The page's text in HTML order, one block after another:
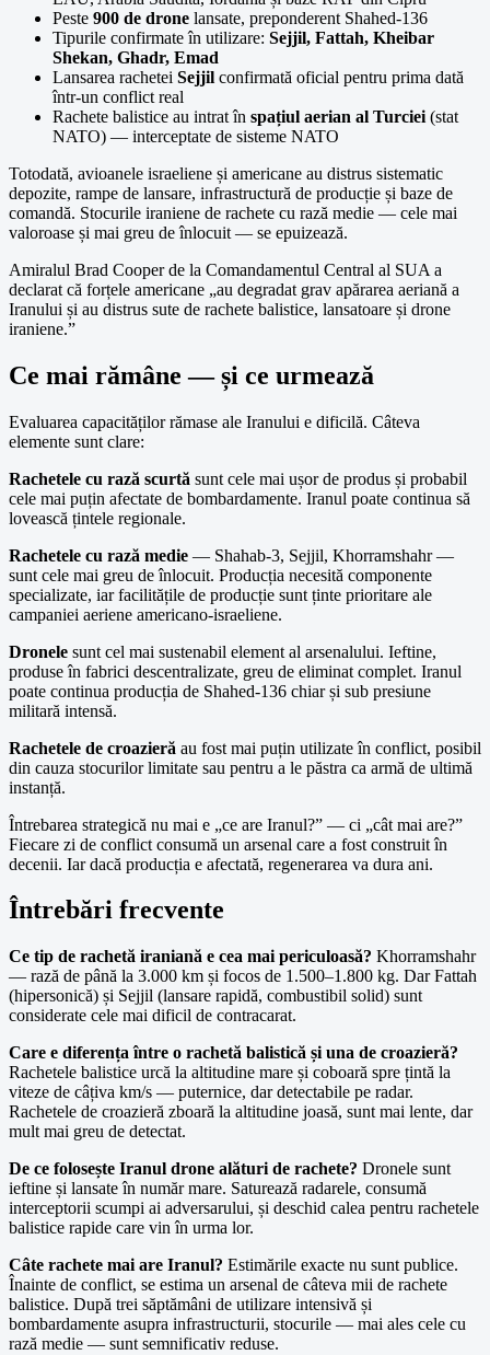
Peste 900 de drone lansate, preponderent Shahed-136
Tipurile confirmate în utilizare: Sejjil, Fattah, Kheibar
Shekan, Ghadr, Emad
Lansarea rachetei Sejjil confirmată oficial pentru prima dată
într-un conflict real
Rachete balistice au intrat în spațiul aerian al Turciei (stat
NATO) — interceptate de sisteme NATO
Totodată, avioanele israeliene și americane au distrus sistematic
depozite, rampe de lansare, infrastructură de producție și baze de
comandă. Stocurile iraniene de rachete cu rază medie — cele mai
valoroase și mai greu de înlocuit — se epuizează.
Amiralul Brad Cooper de la Comandamentul Central al SUA a
declarat că forțele americane „au degradat grav apărarea aeriană a
Iranului și au distrus sute de rachete balistice, lansatoare și drone
iraniene.”
Ce mai rămâne — și ce urmează
Evaluarea capacităților rămase ale Iranului e dificilă. Câteva
elemente sunt clare:
Rachetele cu rază scurtă sunt cele mai ușor de produs și probabil
cele mai puțin afectate de bombardamente. Iranul poate continua să
lovească țintele regionale.
Rachetele cu rază medie — Shahab-3, Sejjil, Khorramshahr —
sunt cele mai greu de înlocuit. Producția necesită componente
specializate, iar facilitățile de producție sunt ținte prioritare ale
campaniei aeriene americano-israeliene.
Dronele sunt cel mai sustenabil element al arsenalului. Ieftine,
produse în fabrici descentralizate, greu de eliminat complet. Iranul
poate continua producția de Shahed-136 chiar și sub presiune
militară intensă.
Rachetele de croazieră au fost mai puțin utilizate în conflict, posibil
din cauza stocurilor limitate sau pentru a le păstra ca armă de ultimă
instanță.
Întrebarea strategică nu mai e „ce are Iranul?” — ci „cât mai are?”
Fiecare zi de conflict consumă un arsenal care a fost construit în
decenii. Iar dacă producția e afectată, regenerarea va dura ani.
Întrebări frecvente
Ce tip de rachetă iraniană e cea mai periculoasă? Khorramshahr
— rază de până la 3.000 km și focos de 1.500–1.800 kg. Dar Fattah
(hipersonică) și Sejjil (lansare rapidă, combustibil solid) sunt
considerate cele mai dificil de contracarat.
Care e diferența între o rachetă balistică și una de croazieră?
Rachetele balistice urcă la altitudine mare și coboară spre țintă la
viteze de câțiva km/s — puternice, dar detectabile pe radar.
Rachetele de croazieră zboară la altitudine joasă, sunt mai lente, dar
mult mai greu de detectat.
De ce folosește Iranul drone alături de rachete? Dronele sunt
ieftine și lansate în număr mare. Saturează radarele, consumă
interceptorii scumpi ai adversarului, și deschid calea pentru rachetele
balistice rapide care vin în urma lor.
Câte rachete mai are Iranul? Estimările exacte nu sunt publice.
Înainte de conflict, se estima un arsenal de câteva mii de rachete
balistice. După trei săptămâni de utilizare intensivă și
bombardamente asupra infrastructurii, stocurile — mai ales cele cu
rază medie — sunt semnificativ reduse.